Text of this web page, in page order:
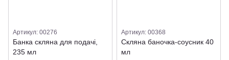
Артикул: 00276
Банка скляна для подачі,
235 мл
Артикул: 00368
Скляна баночка-соусник 40
мл